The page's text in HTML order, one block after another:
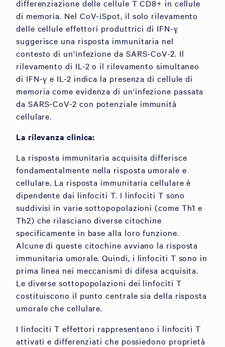
differenziazione delle cellule T CD8+ in cellule
di memoria. Nel CoV-iSpot, il solo rilevamento
delle cellule effettori produttrici di IFN-γ
suggerisce una risposta immunitaria nel
contesto di un'infezione da SARS-CoV-2. Il
rilevamento di IL-2 o il rilevamento simultaneo
di IFN-γ e IL-2 indica la presenza di cellule di
memoria come evidenza di un'infezione passata
da SARS-CoV-2 con potenziale immunità
cellulare.
La rilevanza clinica:
La risposta immunitaria acquisita differisce
fondamentalmente nella risposta umorale e
cellulare. La risposta immunitaria cellulare è
dipendente dai linfociti T. I linfociti T sono
suddivisi in varie sottopopolazioni (come Th1 e
Th2) che rilasciano diverse citochine
specificamente in base alla loro funzione.
Alcune di queste citochine avviano la risposta
immunitaria umorale. Quindi, i linfociti T sono in
prima linea nei meccanismi di difesa acquisita.
Le diverse sottopopolazioni dei linfociti T
costituiscono il punto centrale sia della risposta
umorale che cellulare.
I linfociti T effettori rappresentano i linfociti T
attivati e differenziati che possiedono proprietà